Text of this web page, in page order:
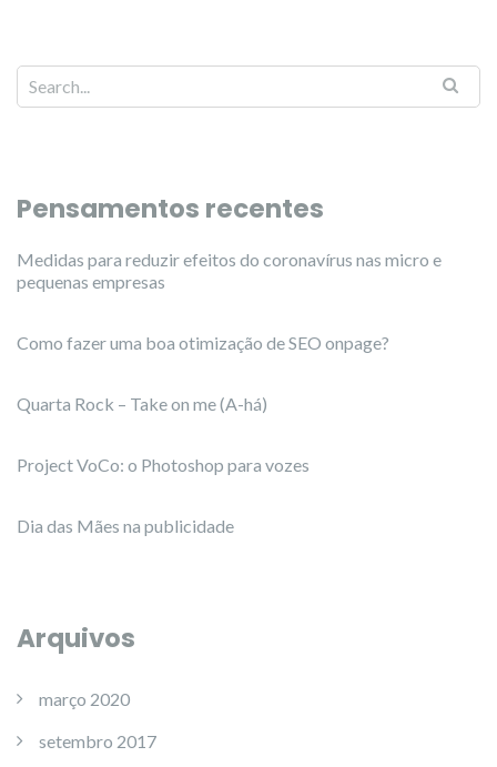
Pensamentos recentes
Medidas para reduzir efeitos do coronavírus nas micro e
pequenas empresas
Como fazer uma boa otimização de SEO onpage?
Quarta Rock – Take on me (A-há)
Project VoCo: o Photoshop para vozes
Dia das Mães na publicidade
Arquivos
março 2020
setembro 2017